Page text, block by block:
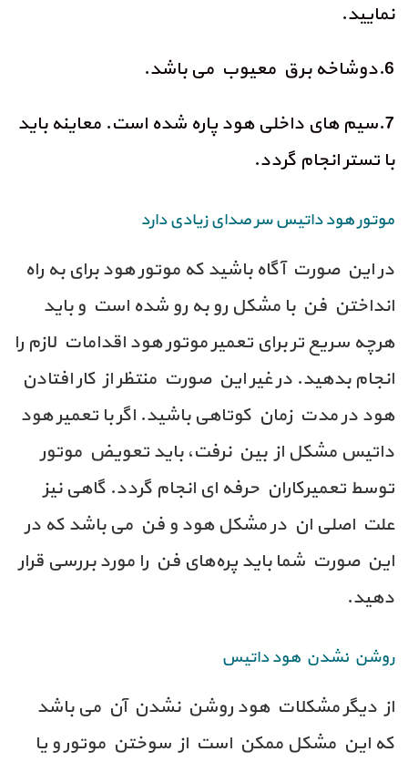
نمایید.
6.دوشاخه برق معیوب می باشد.
7.سیم های داخلی هود پاره شده است. معاینه باید
با تستر انجام گردد.
موتور هود داتیس سر صدای زیادی دارد
در این صورت آگاه باشید که موتور هود برای به راه
انداختن فن با مشکل رو به رو شده است و باید
هرچه سریع تر برای تعمیر موتور هود اقدامات لازم را
انجام بدهید. در غیر این صورت منتظر از کار افتادن
هود در مدت زمان کوتاهی باشید. اگر با تعمیر هود
داتیس مشکل از بین نرفت، باید تعویض موتور
توسط تعمیرکاران حرفه ای انجام گردد. گاهی نیز
علت اصلی ان در مشکل هود و فن می باشد که در
این صورت شما باید پره‌های فن را مورد بررسی قرار
دهید.
روشن نشدن هود داتیس
از دیگر مشکلات هود روشن نشدن آن می باشد
که این مشکل ممکن است از سوختن موتور و یا